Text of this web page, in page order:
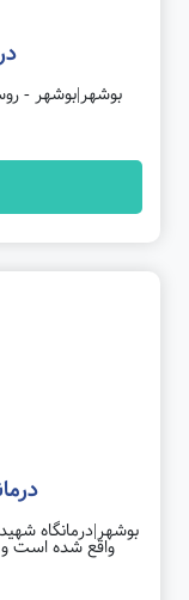
بوشهر|بوشهر -
بوشهر|درمانگاه
واقع شده است و